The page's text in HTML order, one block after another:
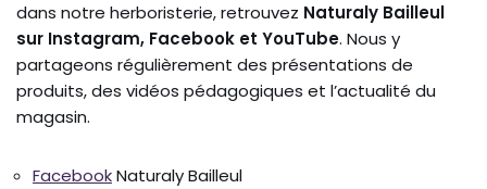
dans notre herboristerie, retrouvez Naturaly Bailleul
sur Instagram, Facebook et YouTube. Nous y
partageons régulièrement des présentations de
produits, des vidéos pédagogiques et l’actualité du
magasin.
FacebookNaturaly Bailleul